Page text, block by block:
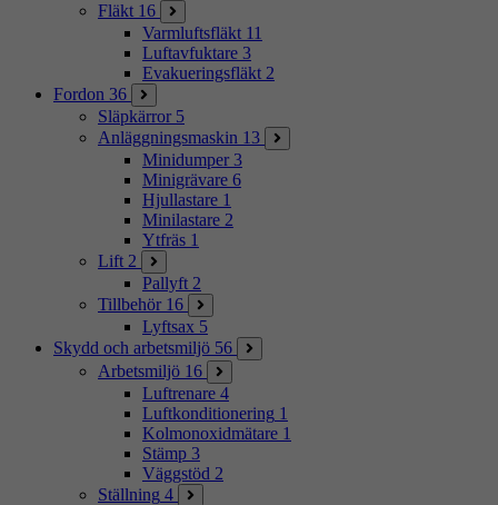
Fläkt 16
Varmluftsfläkt 11
Luftavfuktare 3
Evakueringsfläkt 2
Fordon 36
Släpkärror 5
Anläggningsmaskin 13
Minidumper 3
Minigrävare 6
Hjullastare 1
Minilastare 2
Ytfräs 1
Lift 2
Pallyft 2
Tillbehör 16
Lyftsax 5
Skydd och arbetsmiljö 56
Arbetsmiljö 16
Luftrenare 4
Luftkonditionering 1
Kolmonoxidmätare 1
Stämp 3
Väggstöd 2
Ställning 4